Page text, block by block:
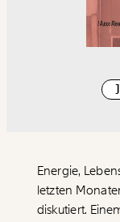
Energie,
letzten
diskutiert.